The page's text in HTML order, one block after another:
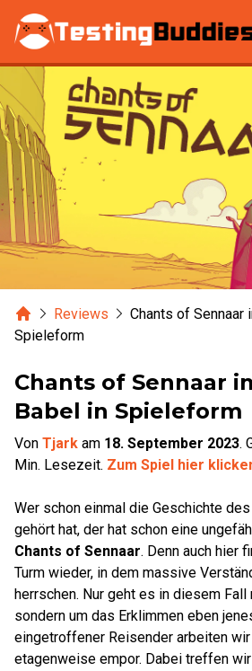
Zum Hauptinhalt springen
HomeReviews
Chants of Sennaar
Spieleform
Chants of Sennaar
Babel in Spieleform
Von Tjark am 18. September 2023.
Min. Lesezeit. Zum Spiel hier
Wer schon einmal die Geschichte
gehört hat, der hat schon eine
Chants of Sennaar. Denn auch hier
Turm wieder, in dem massive
herrschen. Nur geht es in diesem Fall
sondern um das Erklimmen eben
eingetroffener Reisender arbeiten
etagenweise empor. Dabei treffen